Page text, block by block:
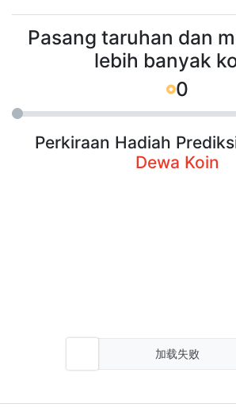
Pasang taruhan dan
lebih banyak
0
Perkiraan Hadiah
Dewa Koin
加载失败